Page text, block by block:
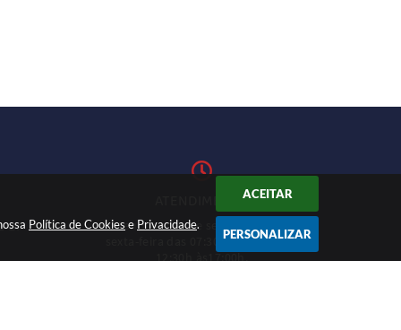
Política de Cookies e Privacidade.
ACEITAR
PERSONALIZAR
27
ATENDIMENTO
Atendimento de segunda-feira a
sexta-feira das 07:30h às 11h e das
12:30h às17:00h.